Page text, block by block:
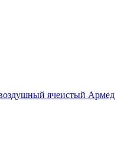
ячеистый Армед